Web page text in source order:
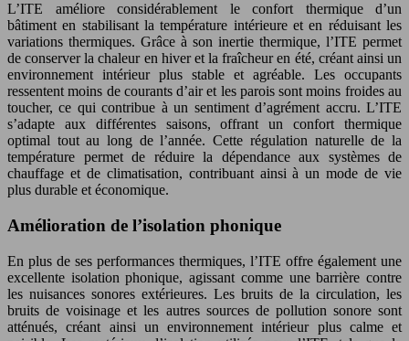
L’ITE améliore considérablement le confort thermique d’un
bâtiment en stabilisant la température intérieure et en réduisant les
variations thermiques. Grâce à son inertie thermique, l’ITE permet
de conserver la chaleur en hiver et la fraîcheur en été, créant ainsi un
environnement intérieur plus stable et agréable. Les occupants
ressentent moins de courants d’air et les parois sont moins froides au
toucher, ce qui contribue à un sentiment d’agrément accru. L’ITE
s’adapte aux différentes saisons, offrant un confort thermique
optimal tout au long de l’année. Cette régulation naturelle de la
température permet de réduire la dépendance aux systèmes de
chauffage et de climatisation, contribuant ainsi à un mode de vie
plus durable et économique.
Amélioration de l’isolation phonique
En plus de ses performances thermiques, l’ITE offre également une
excellente isolation phonique, agissant comme une barrière contre
les nuisances sonores extérieures. Les bruits de la circulation, les
bruits de voisinage et les autres sources de pollution sonore sont
atténués, créant ainsi un environnement intérieur plus calme et